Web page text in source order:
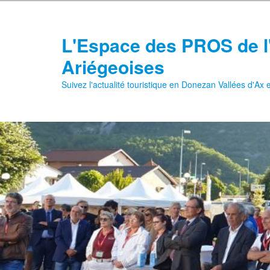
L'Espace des PROS
Ariégeoises
Suivez l'actualité touristique en Donezan Vallées d'Ax